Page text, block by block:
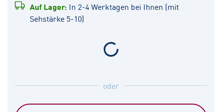
Auf Lager: In 2-4 Werktagen bei Ihnen (mit
Sehstärke 5-10)
oder